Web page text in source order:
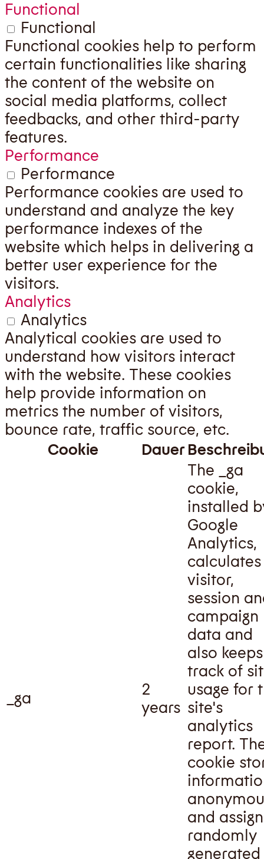
Functional
Functional
Functional cookies help to perform
certain functionalities like sharing
the content of the website on
social media platforms, collect
feedbacks, and other third-party
features.
Performance
Performance
Performance cookies are used to
understand and analyze the key
performance indexes of the
website which helps in delivering a
better user experience for the
visitors.
Analytics
Analytics
Analytical cookies are used to
understand how visitors interact
with the website. These cookies
help provide information on
metrics the number of visitors,
bounce rate, traffic source, etc.
Cookie
Dauer
_ga
2
years
The _ga
cookie,
installed
Google
Analytics,
calculates
visitor,
session
campaign
data and
also keeps
track of
usage for
site's
analytics
report.
cookie
and
randomly
generated